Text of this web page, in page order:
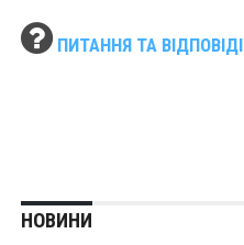
ПИТАННЯ ТА ВІДПОВІДІ
НОВИНИ